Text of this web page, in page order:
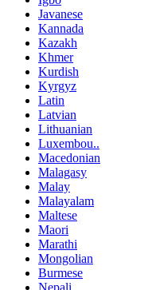
Javanese
Kannada
Kazakh
Khmer
Kurdish
Kyrgyz
Latin
Latvian
Lithuanian
Luxembou..
Macedonian
Malagasy
Malay
Malayalam
Maltese
Maori
Marathi
Mongolian
Burmese
Nepali